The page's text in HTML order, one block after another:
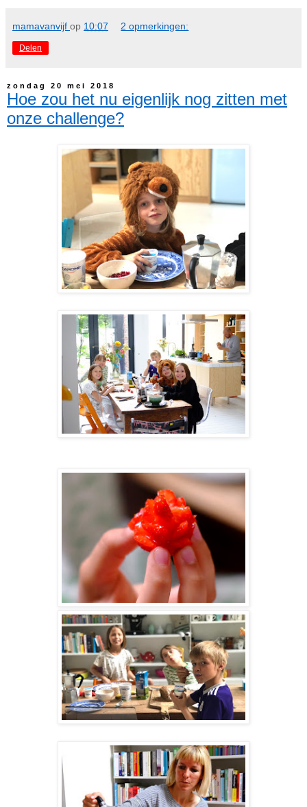
mamavanvijf op 10:07 2 opmerkingen:
Delen
zondag 20 mei 2018
Hoe zou het nu eigenlijk nog zitten met
onze challenge?